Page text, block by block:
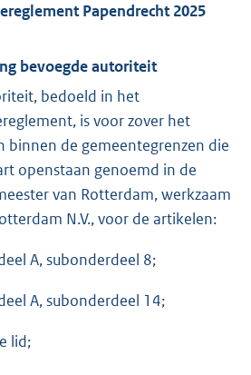
Papendrecht 2025
bevoegde autoriteit
bedoeld in het
is voor zover het
binnen de gemeentegrenzen die
openstaan genoemd in de
van Rotterdam, werkzaam
N.V., voor de artikelen:
A, subonderdeel 8;
A, subonderdeel 14;
lid;